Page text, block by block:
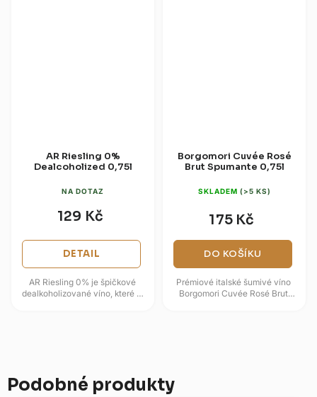
AR Riesling 0%
Dealcoholized 0,75l
NA DOTAZ
129 Kč
DETAIL
AR Riesling 0% je špičkové
dealkoholizované víno, které si
Borgomori Cuvée Rosé
Brut Spumante 0,75l
SKLADEM (>5 KS)
175 Kč
DO KOŠÍKU
Prémiové italské šumivé víno
Borgomori Cuvée Rosé Brut
Podobné produkty